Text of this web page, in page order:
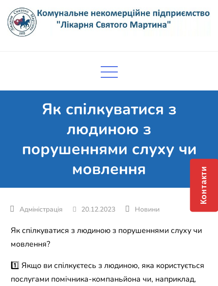
content
підприємство "Лікарня Святого
Як спілкуватися з
людиною з
порушеннями слуху чи
мовлення
20.12.2023 Новини
Як спілкуватися з людиною з порушеннями слуху чи
мовлення?
1️⃣ Якщо ви спілкуєтесь з людиною, яка користується
послугами помічника-компаньйона чи, наприклад,
Контакти